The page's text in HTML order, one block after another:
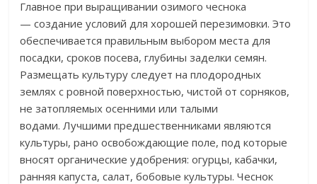
Главное при выращивании озимого чеснока
— создание условий для хорошей перезимовки. Это
обеспечивается правильным выбором места для
посадки, сроков посева, глубины заделки семян.
Размещать культуру следует на плодородных
землях с ровной поверхностью, чистой от сорняков,
не затопляемых осенними или талыми
водами. Лучшими предшественниками являются
культуры, рано освобождающие поле, под которые
вносят органические удобрения: огурцы, кабачки,
ранняя капуста, салат, бобовые культуры. Чеснок